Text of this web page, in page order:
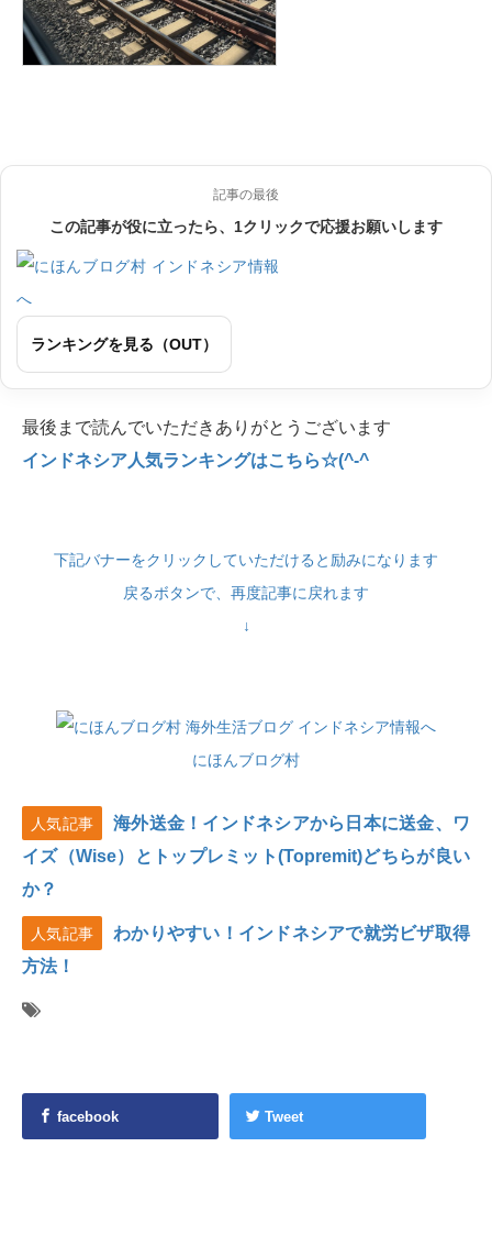
記事の最後
この記事が役に立ったら、1クリックで応援お願いします
ランキングを見る（OUT）
最後まで読んでいただきありがとうございます
インドネシア人気ランキングはこちら☆(^-^
下記バナーをクリックしていただけると励みになります
戻るボタンで、再度記事に戻れます
↓
にほんブログ村
人気記事
海外送金！インドネシアから日本に送金、ワ
イズ（Wise）とトップレミット(Topremit)どちらが良い
か？
人気記事
わかりやすい！インドネシアで就労ビザ取得
方法！
facebook Tweet